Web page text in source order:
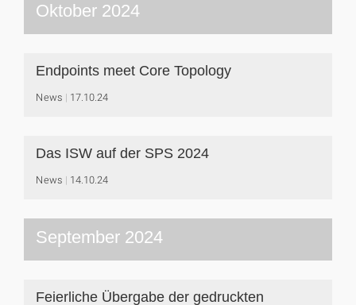
Oktober 2024
Endpoints meet Core Topology
News 17.10.24
Das ISW auf der SPS 2024
News 14.10.24
September 2024
Feierliche Übergabe der gedruckten